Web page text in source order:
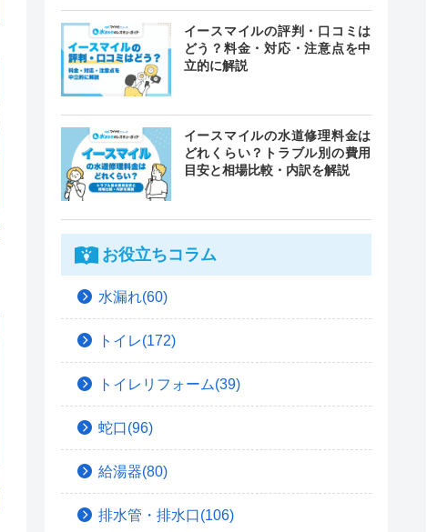
イースマイルの評判・口コミは
どう？料金・対応・注意点を中
立的に解説
イースマイルの水道修理料金は
どれくらい？トラブル別の費用
目安と相場比較・内訳を解説
お役立ちコラム
水漏れ(60)
トイレ(172)
トイレリフォーム(39)
蛇口(96)
給湯器(80)
排水管・排水口(106)